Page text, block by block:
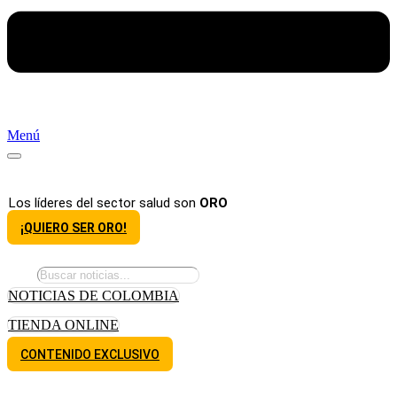
Menú
Los líderes del sector salud son ORO
¡QUIERO SER ORO!
NOTICIAS DE COLOMBIA
TIENDA ONLINE
CONTENIDO EXCLUSIVO